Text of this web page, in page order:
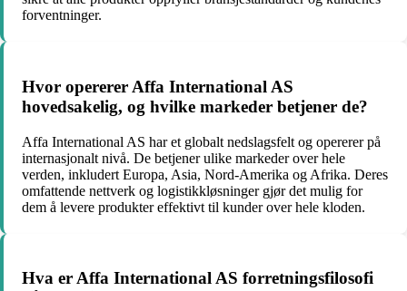
forventninger.
Hvor opererer Affa International AS
hovedsakelig, og hvilke markeder betjener de?
Affa International AS har et globalt nedslagsfelt og opererer på
internasjonalt nivå. De betjener ulike markeder over hele
verden, inkludert Europa, Asia, Nord-Amerika og Afrika. Deres
omfattende nettverk og logistikkløsninger gjør det mulig for
dem å levere produkter effektivt til kunder over hele kloden.
Hva er Affa International AS forretningsfilosofi